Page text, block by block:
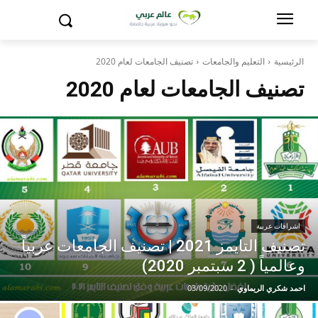
الرئيسية التعليم والجامعات تصنيف الجامعات لعام 2020
تصنيف الجامعات لعام 2020
اشراقات عربية
تصنيف التايمز 2021 | تصنيف الجامعات عربياً
وعالمياً ( 2 سبتمبر 2020)
احمد شكري الريماوي -
03/09/2020